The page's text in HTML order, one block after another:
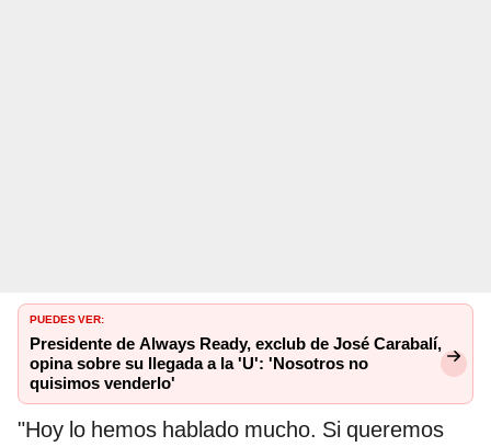
PUEDES VER:
Presidente de Always Ready, exclub de José Carabalí,
opina sobre su llegada a la 'U': 'Nosotros no
quisimos venderlo'
"Hoy lo hemos hablado mucho. Si queremos